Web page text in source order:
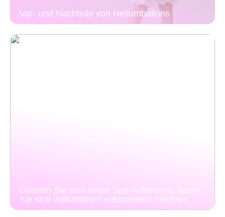
Vor- und Nachteile von Heliumballons
Gönnen Sie sich einen Spa-Aufenthalt, wenn
Sie sich vollkommen entspannen möchten